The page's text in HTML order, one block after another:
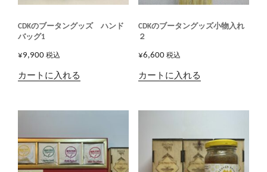
CDKのブータングッズ ハンド
バッグ1
¥9,900 税込
カートに入れる
CDKのブータングッズ小物入れ
２
¥6,600 税込
カートに入れる